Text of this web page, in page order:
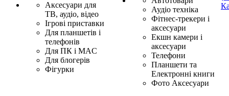
Аксесуари для
ТВ, аудіо, відео
Ігрові приставки
Для планшетів і
телефонів
Для ПК і MAC
Для блогерів
Фігурки
Аудіо техніка
Фітнес-трекери і
аксесуари
Екшн камери і
аксесуари
Телефони
Планшети та
Електронні книги
Фото Аксесуари